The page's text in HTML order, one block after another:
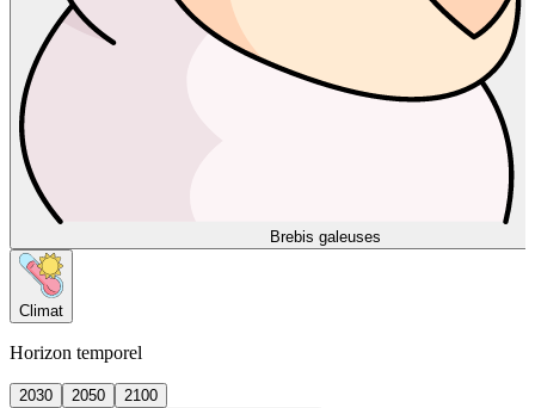
Brebis galeuses
Climat
Horizon temporel
2030 2050
2100